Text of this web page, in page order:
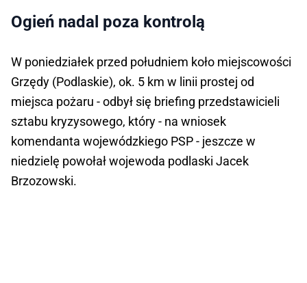
Ogień nadal poza kontrolą
W poniedziałek przed południem koło miejscowości
Grzędy (Podlaskie), ok. 5 km w linii prostej od
miejsca pożaru - odbył się briefing przedstawicieli
sztabu kryzysowego, który - na wniosek
komendanta wojewódzkiego PSP - jeszcze w
niedzielę powołał wojewoda podlaski Jacek
Brzozowski.